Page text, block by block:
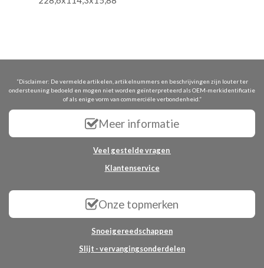
“Disclaimer: De vermelde artikelen, artikelnummers en beschrijvingen zijn louter ter
ondersteuning bedoeld en mogen niet worden geïnterpreteerd als OEM-merkidentificatie
of als enige vorm van commerciële verbondenheid.”
Meer informatie
Veel gestelde vragen
Klantenservice
Onze topmerken
Snoeigereedschappen
Slijt - vervangingsonderdelen